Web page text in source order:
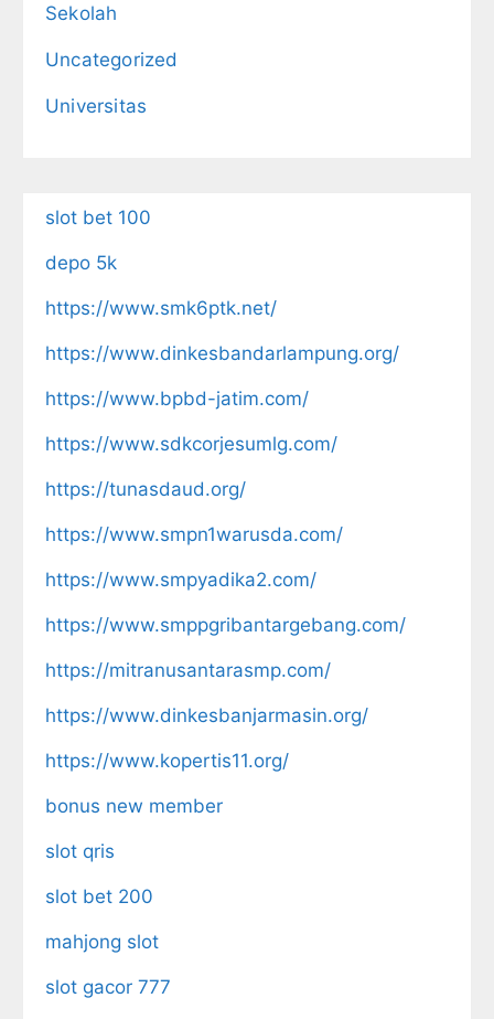
Sekolah
Uncategorized
Universitas
slot bet 100
depo 5k
https://www.smk6ptk.net/
https://www.dinkesbandarlampung.org/
https://www.bpbd-jatim.com/
https://www.sdkcorjesumlg.com/
https://tunasdaud.org/
https://www.smpn1warusda.com/
https://www.smpyadika2.com/
https://www.smppgribantargebang.com/
https://mitranusantarasmp.com/
https://www.dinkesbanjarmasin.org/
https://www.kopertis11.org/
bonus new member
slot qris
slot bet 200
mahjong slot
slot gacor 777